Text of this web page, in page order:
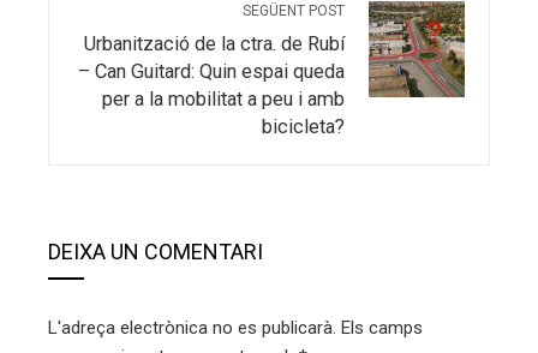
SEGÜENT POST
Urbanització de la ctra. de Rubí
– Can Guitard: Quin espai queda
per a la mobilitat a peu i amb
bicicleta?
DEIXA UN COMENTARI
L'adreça electrònica no es publicarà. Els camps